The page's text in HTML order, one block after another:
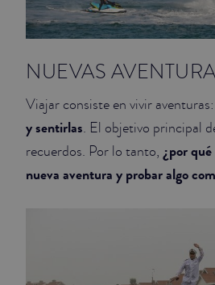
NUEVAS
Viajar consiste en vivir aventuras:
y sentirlas. El objetivo principal
recuerdos. Por lo tanto, ¿por
nueva aventura y probar algo